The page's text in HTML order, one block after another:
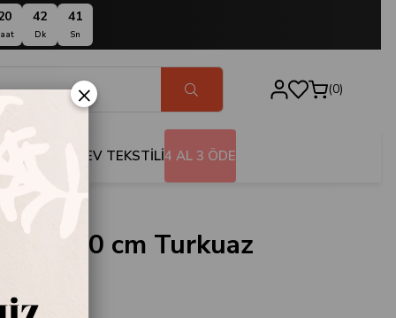
42
Dk
40
Sn
0
EV TEKSTİLİ4 AL 3 ÖDE
20 cm Turkuaz
×